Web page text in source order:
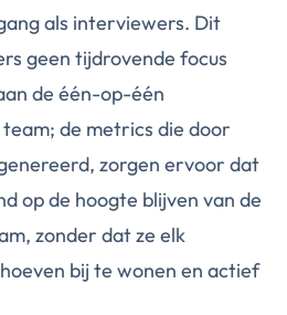
als interviewers. Dit
geen tijdrovende focus
de één-op-één
de metrics die door
zorgen ervoor dat
op de hoogte blijven van de
zonder dat ze elk
bij te wonen en actief